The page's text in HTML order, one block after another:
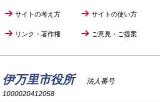
サイトの考え方 サイトの使い方
リンク・著作権 ご意見・ご提案
伊万里市役所
法人番号
1000020412058